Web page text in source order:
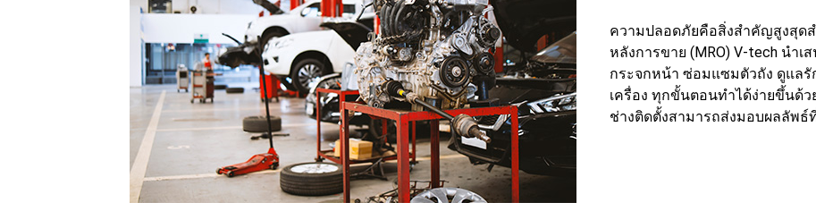
ความปลอดภัยคือสิ่งสำคัญสูงสุด
หลังการขาย (MRO) V-tech นำ
กระจกหน้า ซ่อมแซมตัวถัง ดูแลรั
เครื่อง ทุกขั้นตอนทำได้ง่ายขึ้นด้
ช่างติดตั้งสามารถส่งมอบผลลัพ